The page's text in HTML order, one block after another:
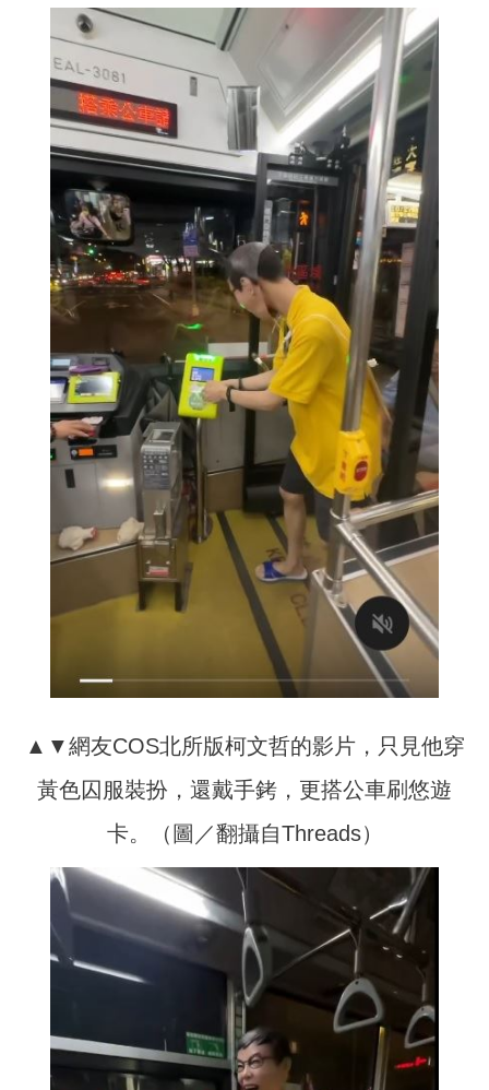
▲▼網友COS北所版柯文哲的影片，只見他穿
黃色囚服裝扮，還戴手銬，更搭公車刷悠遊
卡。（圖／翻攝自Threads）